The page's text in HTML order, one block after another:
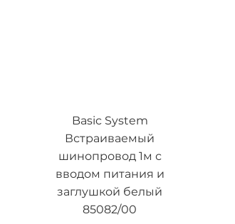
Basic System
Встраиваемый
шинопровод 1м с
вводом питания и
заглушкой белый
85082/00